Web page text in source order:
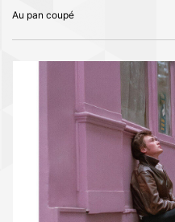
Au pan coupé